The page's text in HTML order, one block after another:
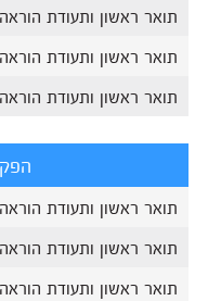
תואר ראשון ותעודת
תואר ראשון ותעודת
תואר ראשון ותעודת
תואר ראשון ותעודת
תואר ראשון ותעודת הוראה
תואר ראשון ותעודת